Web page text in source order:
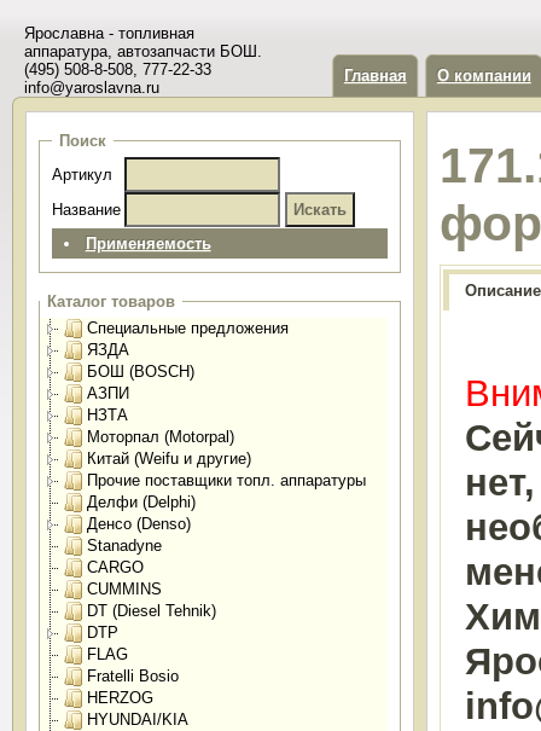
Ярославна - топливная
аппаратура, автозапчасти БОШ.
(495) 508-8-508, 777-22-33
info@yaroslavna.ru
Главная О компании
Поиск
Артикул
Название
Применяемость
Каталог товаров
Специальные предложения
ЯЗДА
БОШ (BOSCH)
АЗПИ
НЗТА
Моторпал (Motorpal)
Китай (Weifu и другие)
Прочие поставщики топл. аппаратуры
Делфи (Delphi)
Денсо (Denso)
Stanadyne
CARGO
CUMMINS
DT (Diesel Tehnik)
DTP
FLAG
Fratelli Bosio
HERZOG
HYUNDAI/KIA
Описание